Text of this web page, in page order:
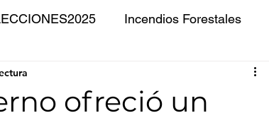
Incendios Forestales
País
ofreció un